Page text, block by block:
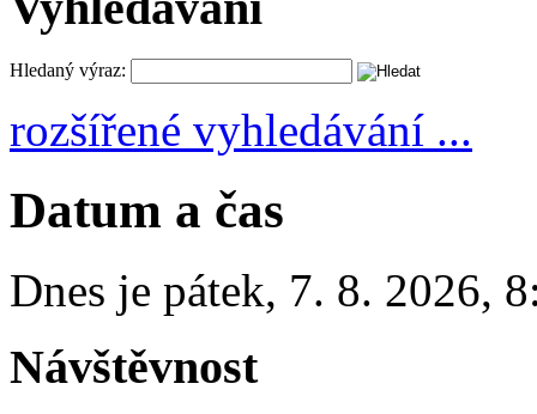
Hledaný výraz:
rozšířené vyhledávání ...
Datum a čas
Dnes je pátek, 7. 8. 2026,
Návštěvnost